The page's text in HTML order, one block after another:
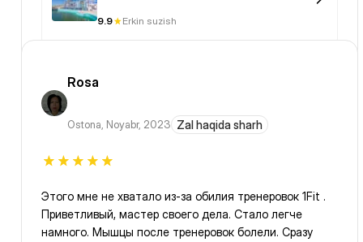
9.9 Erkin suzish
Rosa
Ostona, Noyabr, 2023 Zal haqida sharh
Этого мне не хватало из-за обилия тренеровок 1Fit .
Приветливый, мастер своего дела. Стало легче
намного. Мышцы после тренеровок болели. Сразу